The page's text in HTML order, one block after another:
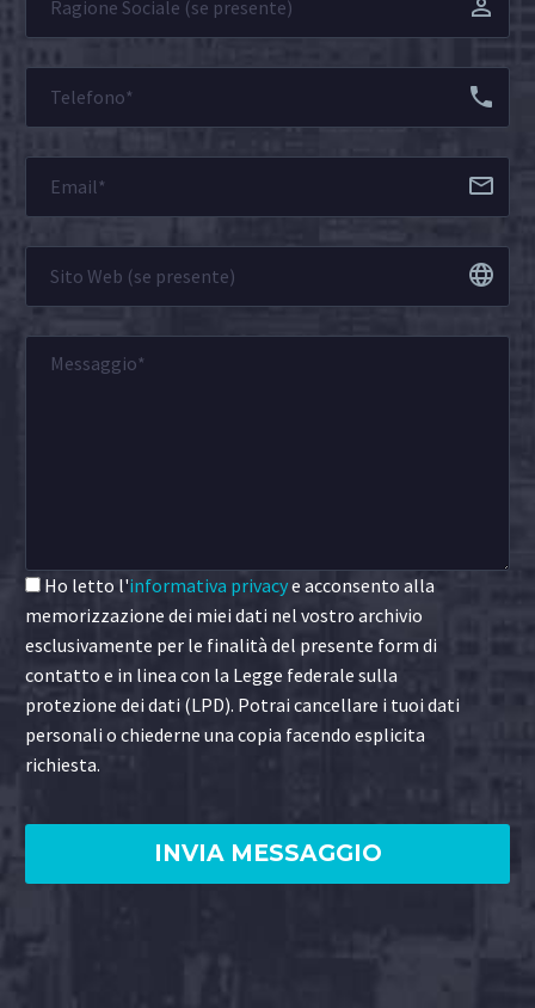
Ho letto l'informativa privacye acconsento alla
memorizzazione dei miei dati nel vostro archivio
esclusivamente per le finalità del presente form di
contatto e in linea con la Legge federale sulla
protezione dei dati (LPD). Potrai cancellare i tuoi dati
personali o chiederne una copia facendo esplicita
richiesta.